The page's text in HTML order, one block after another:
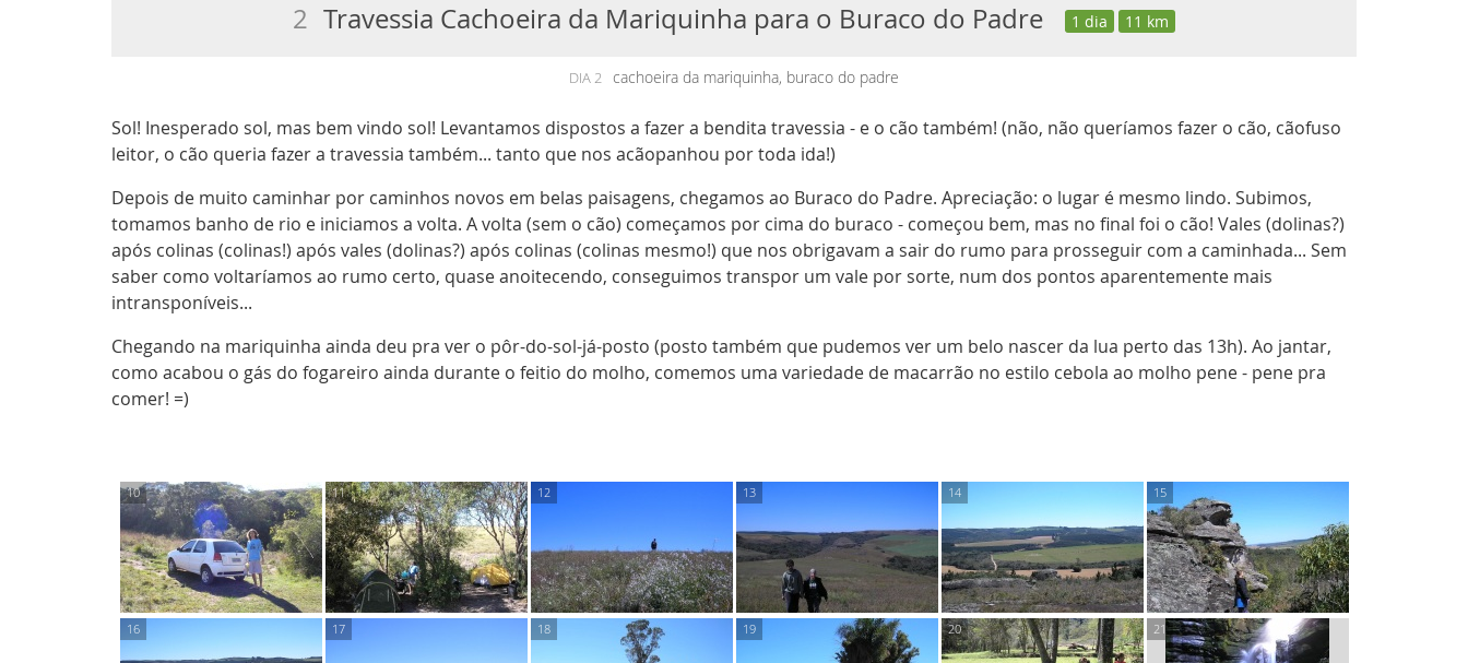
2 Travessia Cachoeira da Mariquinha para o Buraco do Padre 1 dia 11 km
DIA 2 cachoeira da mariquinha, buraco do padre
Sol! Inesperado sol, mas bem vindo sol! Levantamos dispostos a fazer a bendita travessia - e o cão também! (não, não queríamos fazer o cão, cãofuso
leitor, o cão queria fazer a travessia também... tanto que nos acãopanhou por toda ida!)
Depois de muito caminhar por caminhos novos em belas paisagens, chegamos ao Buraco do Padre. Apreciação: o lugar é mesmo lindo. Subimos,
tomamos banho de rio e iniciamos a volta. A volta (sem o cão) começamos por cima do buraco - começou bem, mas no final foi o cão! Vales (dolinas?)
após colinas (colinas!) após vales (dolinas?) após colinas (colinas mesmo!) que nos obrigavam a sair do rumo para prosseguir com a caminhada... Sem
saber como voltaríamos ao rumo certo, quase anoitecendo, conseguimos transpor um vale por sorte, num dos pontos aparentemente mais
intransponíveis...
Chegando na mariquinha ainda deu pra ver o pôr-do-sol-já-posto (posto também que pudemos ver um belo nascer da lua perto das 13h). Ao jantar,
como acabou o gás do fogareiro ainda durante o feitio do molho, comemos uma variedade de macarrão no estilo cebola ao molho pene - pene pra
comer! =)